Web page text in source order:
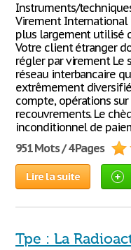
Instruments/
Virement International :
plus largement utilisé
Votre client étranger
régler par virement Le
réseau interbancaire
extrêmement
compte, opérations
recouvrements. Le
inconditionnel de
951 Mots / 4 Pages
Lire la suite
Tpe : La